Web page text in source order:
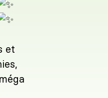
et